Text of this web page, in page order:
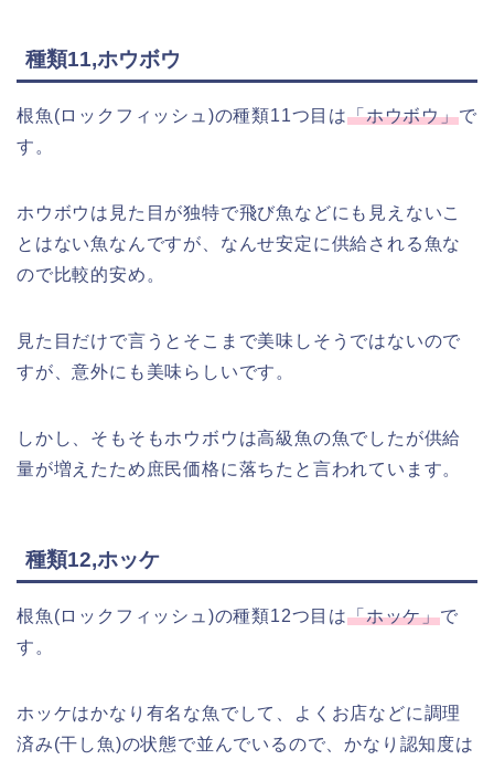
種類11,ホウボウ
根魚(ロックフィッシュ)の種類11つ目は「ホウボウ」で
す。
ホウボウは見た目が独特で飛び魚などにも見えないこ
とはない魚なんですが、なんせ安定に供給される魚な
ので比較的安め。
見た目だけで言うとそこまで美味しそうではないので
すが、意外にも美味らしいです。
しかし、そもそもホウボウは高級魚の魚でしたが供給
量が増えたため庶民価格に落ちたと言われています。
種類12,ホッケ
根魚(ロックフィッシュ)の種類12つ目は「ホッケ」で
す。
ホッケはかなり有名な魚でして、よくお店などに調理
済み(干し魚)の状態で並んでいるので、かなり認知度は